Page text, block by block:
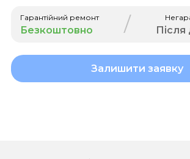
Гарантійний ремонт
Безкоштовно / Після
Залишити заявку